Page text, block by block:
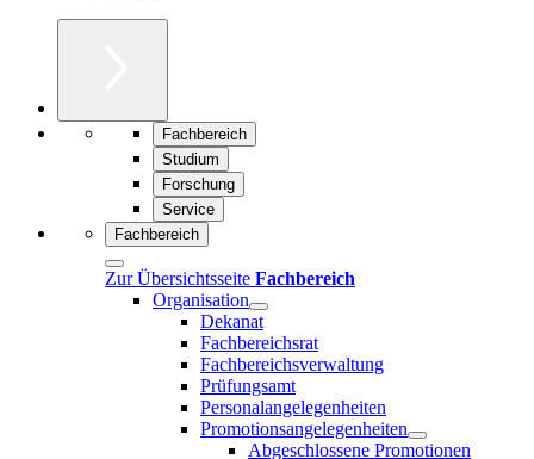
Fachbereich
Studium
Forschung
Service
Fachbereich
Zur Übersichtsseite Fachbereich
Organisation
Dekanat
Fachbereichsrat
Fachbereichsverwaltung
Prüfungsamt
Personalangelegenheiten
Promotionsangelegenheiten
Abgeschlossene Promotionen